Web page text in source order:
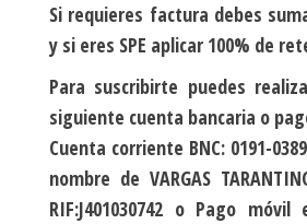
Si requieres factura debes
y si eres SPE aplicar 100% de
Para suscribirte puedes
siguiente cuenta bancaria o
Cuenta corriente BNC: 0191-
nombre de VARGAS
RIF:J401030742 o Pago móvil